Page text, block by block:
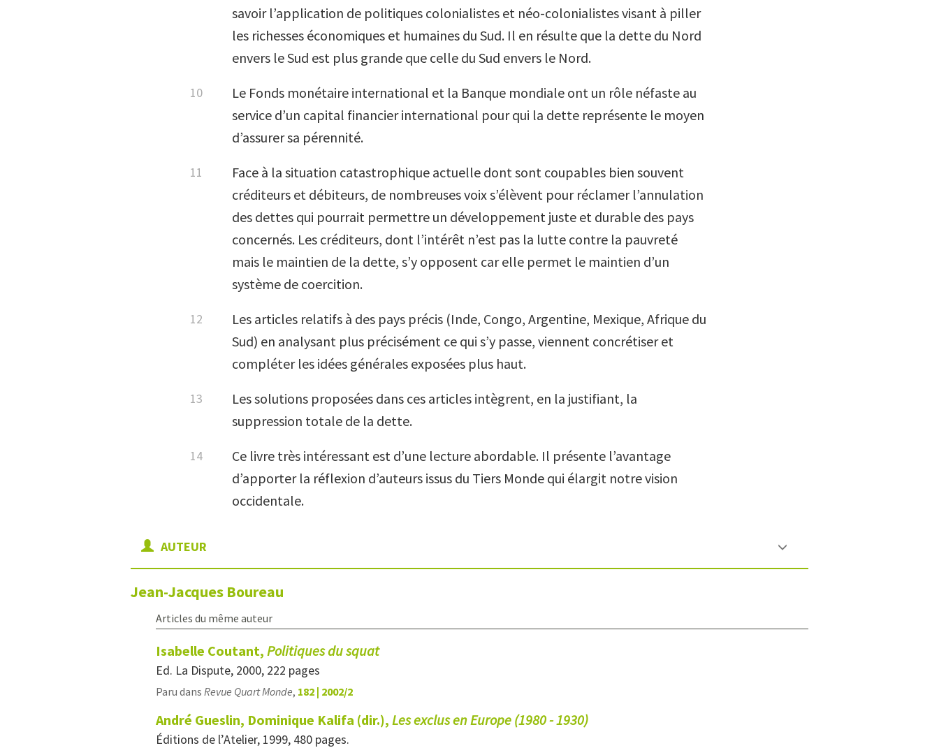
savoir l’application de politiques colonialistes et néo-colonialistes visant à piller
les richesses économiques et humaines du Sud. Il en résulte que la dette du Nord
envers le Sud est plus grande que celle du Sud envers le Nord.
Le Fonds monétaire international et la Banque mondiale ont un rôle néfaste au
service d’un capital financier international pour qui la dette représente le moyen
d’assurer sa pérennité.
Face à la situation catastrophi­que actuelle dont sont coupables bien souvent
créditeurs et débiteurs, de nombreuses voix s’élèvent pour réclamer l’annulation
des dettes qui pourrait permettre un développement juste et durable des pays
concernés. Les créditeurs, dont l’intérêt n’est pas la lutte contre la pauvreté
mais le maintien de la dette, s’y opposent car elle permet le maintien d’un
système de coercition.
Les articles relatifs à des pays précis (Inde, Congo, Argentine, Mexique, Afrique du
Sud) en analysant plus précisément ce qui s’y passe, viennent concrétiser et
compléter les idées générales exposées plus haut.
Les solutions proposées dans ces articles intègrent, en la justifiant, la
suppression totale de la dette.
Ce livre très intéressant est d’une lecture abordable. Il présente l’avantage
d’apporter la réflexion d’auteurs issus du Tiers Monde qui élargit notre vision
occidentale.
AUTEUR
Jean-Jacques Boureau
Articles du même auteur
Isabelle Coutant, Politiques du squat
Ed. La Dispute, 2000, 222 pages
Paru dans Revue Quart Monde, 182 | 2002/2
André Gueslin, Dominique Kalifa (dir.), Les exclus en Europe (1980 - 1930)
Éditions de l’Atelier, 1999, 480 pages.